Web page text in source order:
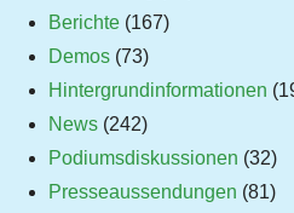
Berichte (167)
Demos (73)
Hintergrundinformationen
News (242)
Podiumsdiskussionen (32)
Presseaussendungen (81)